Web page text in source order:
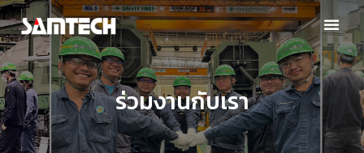
ร่วมงานกับเรา